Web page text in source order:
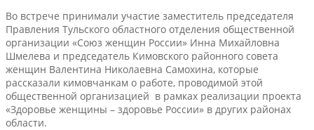
Во встрече принимали участие заместитель председателя
Правления Тульского областного отделения общественной
организации «Союз женщин России» Инна Михайловна
Шмелева и председатель Кимовского районного совета
женщин Валентина Николаевна Самохина, которые
рассказали кимовчанкам о работе, проводимой этой
общественной организацией в рамках реализации проекта
«Здоровье женщины – здоровье России» в других районах
области.